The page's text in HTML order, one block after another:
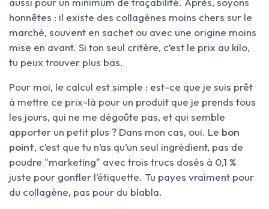
honnêtes : il existe des collagènes moins chers sur le
marché, souvent en sachet ou avec une origine moins
mise en avant. Si ton seul critère, c’est le prix au kilo,
tu peux trouver plus bas.
Pour moi, le calcul est simple : est-ce que je suis prêt
à mettre ce prix-là pour un produit que je prends tous
les jours, qui ne me dégoûte pas, et qui semble
apporter un petit plus ? Dans mon cas, oui. Le bon
point, c’est que tu n’as qu’un seul ingrédient, pas de
poudre "marketing" avec trois trucs dosés à 0,1 %
juste pour gonfler l’étiquette. Tu payes vraiment pour
du collagène, pas pour du blabla.